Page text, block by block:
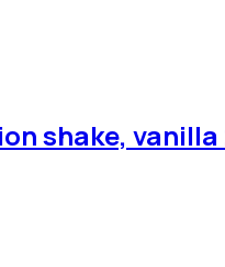
shake, vanilla